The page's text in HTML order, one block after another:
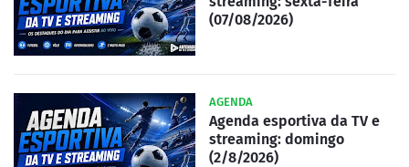
(07/08/2026)
AGENDA
Agenda esportiva da TV e
streaming: domingo
(2/8/2026)